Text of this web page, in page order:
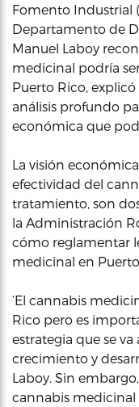
Fomento Industrial
Departamento de
Manuel Laboy
medicinal podría
Puerto Rico,
análisis profundo
económica que
La visión
efectividad del
tratamiento, son
la Administración
cómo reglamentar
medicinal en Puerto
‘El cannabis
Rico pero es
estrategia que se
crecimiento y
Laboy. Sin
cannabis medicinal